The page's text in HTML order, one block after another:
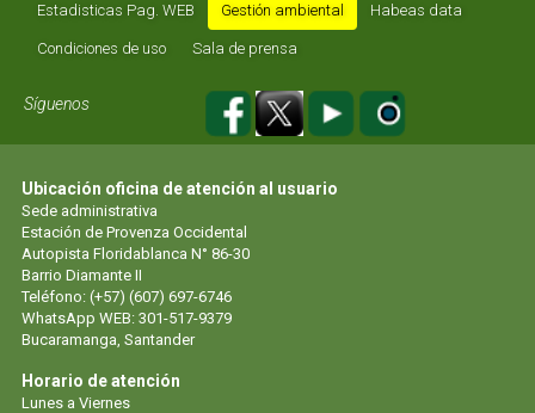
Estadisticas Pag. WEB Gestión ambiental Habeas data
Condiciones de uso Sala de prensa
Síguenos
Ubicación oficina de atención al usuario
Sede administrativa
Estación de Provenza Occidental
Autopista Floridablanca N° 86-30
Barrio Diamante II
Teléfono: (+57) (607) 697-6746
WhatsApp WEB: 301-517-9379
Bucaramanga, Santander
Horario de atención
Lunes a Viernes